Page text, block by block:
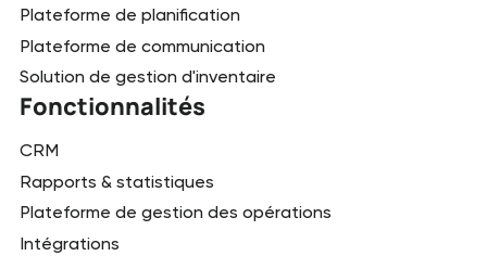
Plateforme de planification
Plateforme de communication
Solution de gestion d'inventaire
Fonctionnalités
CRM
Rapports & statistiques
Plateforme de gestion des opérations
Intégrations